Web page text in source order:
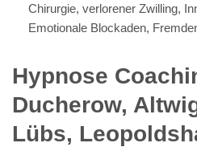
Chirurgie, verlorener Zwilling,
Emotionale Blockaden,
Hypnose
Ducherow,
Lübs,